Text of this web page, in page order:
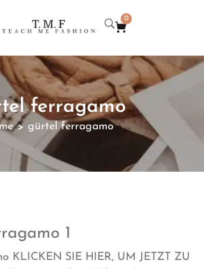
0
ferragamo
> gürtel ferragamo
1
KLICKEN SIE HIER, UM JETZT ZU